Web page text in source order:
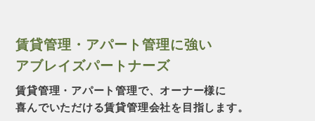
賃貸管理・アパート管理に強い
アブレイズパートナーズ
賃貸管理・アパート管理で、オーナー様に
喜んでいただける賃貸管理会社を目指します。